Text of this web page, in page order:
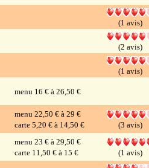
(1 avis)
(2 avis)
(1 avis)
menu 16 € à 26,50 €
menu 22,50 € à 29 €
carte 5,20 € à 14,50 €
(3 avis)
menu 23 € à 29,50 €
carte 11,50 € à 15 €
(1 avis)